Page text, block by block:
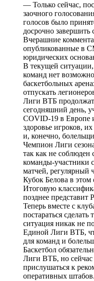
— Только сейчас,
заочного
голосов было
досрочно
Вчерашние
опубликованные в
юридических
В текущей
команд нет
баскетбольных
отпускать
Лиги ВТБ
сегодняшний день,
COVID-19 в Европе
здоровье игроков,
и, конечно,
Чемпион Лиги
так как не
команды-участники
матчей, регулярный
Кубок Белова в этом
Итоговую
позднее представит
Теперь вместе с
постараться
ситуация никак не
Единой Лиги ВТБ,
для команд и
Баскетбол
Лиги ВТБ, но
прислушаться к
оперативных штабов.